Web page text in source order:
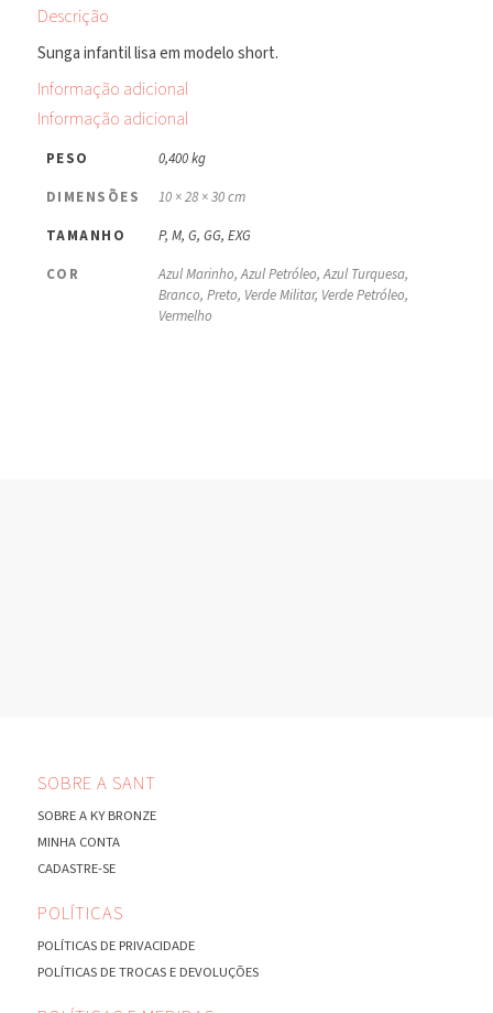
Descrição
Sunga infantil lisa em modelo short.
Informação adicional
Informação adicional
PESO
0,400 kg
DIMENSÕES
10 × 28 × 30 cm
TAMANHO
P, M, G, GG, EXG
COR
Azul Marinho, Azul Petróleo, Azul Turquesa,
Branco, Preto, Verde Militar, Verde Petróleo,
Vermelho
SOBRE A SANT
SOBRE A KY BRONZE
MINHA CONTA
CADASTRE-SE
POLÍTICAS
POLÍTICAS DE PRIVACIDADE
POLÍTICAS DE TROCAS E DEVOLUÇÕES